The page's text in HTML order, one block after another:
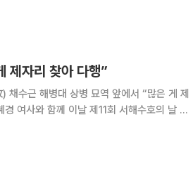
총리는
제자리 찾아 다행”
수근 해병대 상병 묘역 앞에서 “많은 게 제